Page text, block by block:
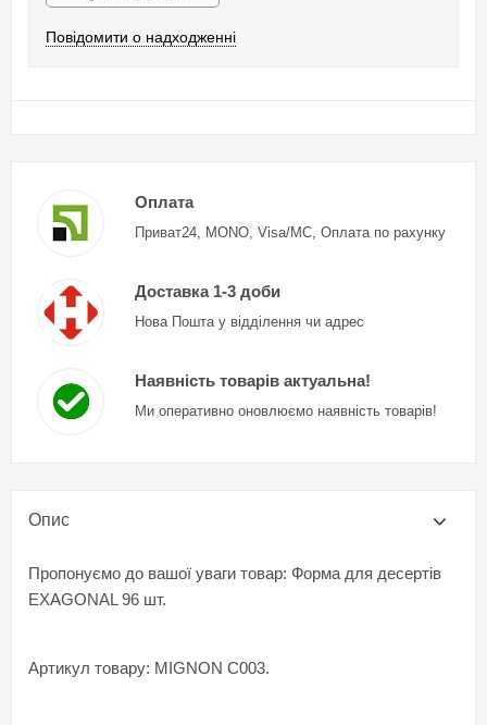
Повідомити о надходженні
Оплата
Приват24, MONO, Visa/MC, Оплата по рахунку
Доставка 1-3 доби
Нова Пошта у відділення чи адрес
Наявність товарів актуальна!
Ми оперативно оновлюємо наявність товарів!
Опис
Пропонуємо до вашої уваги товар: Форма для десертів
EXAGONAL 96 шт.
Артикул товару: MIGNON C003.